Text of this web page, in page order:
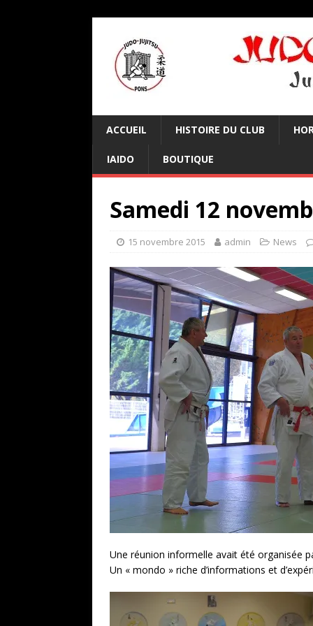
ACCUEIL HISTOIRE DU CLUB
IAIDO BOUTIQUE
Samedi 12
15 novembre 2015 admin News
Une réunion informelle avait été organisée
Un « mondo » riche d’informations et